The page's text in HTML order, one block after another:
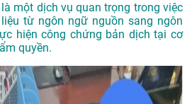
một dịch vụ quan trọng trong việc
từ ngôn ngữ nguồn sang ngôn
hiện công chứng bản dịch tại cơ
quyền.